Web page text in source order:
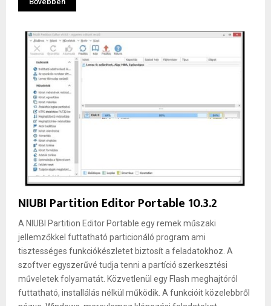
NIUBI Partition Editor Portable 10.3.2
A NIUBI Partition Editor Portable egy remek műszaki
jellemzőkkel futtatható particionáló program ami
tisztességes funkciókészletet biztosít a feladatokhoz. A
szoftver egyszerűvé tudja tenni a partíció szerkesztési
műveletek folyamatát. Közvetlenül egy Flash meghajtóról
futtatható, installálás nélkül működik. A funkcióit közelebbről